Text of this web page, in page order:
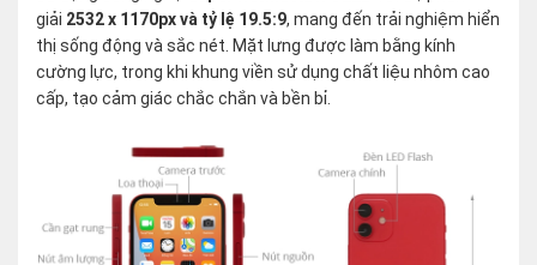
giải 2532 x 1170px và tỷ lệ 19.5:9, mang đến trải nghiệm hiển
thị sống động và sắc nét. Mặt lưng được làm bằng kính
cường lực, trong khi khung viền sử dụng chất liệu nhôm cao
cấp, tạo cảm giác chắc chắn và bền bỉ.